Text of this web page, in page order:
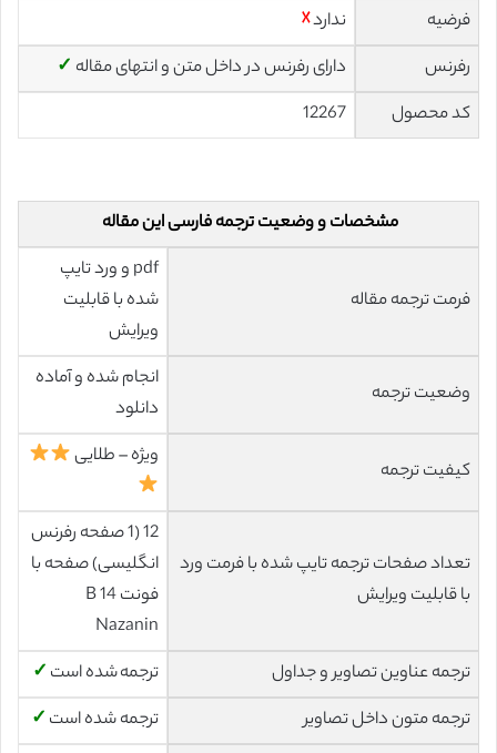
فرضیه
ندارد☓
رفرنس
دارای رفرنس در داخل متن و انتهای مقاله ✓
کد محصول
12267
مشخصات و وضعیت ترجمه فارسی این مقاله
فرمت ترجمه مقاله
pdf و ورد تایپ
شده با قابلیت
ویرایش
وضعیت ترجمه
انجام شده و آماده
دانلود
کیفیت ترجمه
ویژه – طلایی
تعداد صفحات ترجمه تایپ شده با فرمت ورد
با قابلیت ویرایش
12 (1 صفحه رفرنس
انگلیسی) صفحه با
فونت 14 B
Nazanin
ترجمه عناوین تصاویر و جداول
ترجمه شده است ✓
ترجمه متون داخل تصاویر
ترجمه شده است ✓